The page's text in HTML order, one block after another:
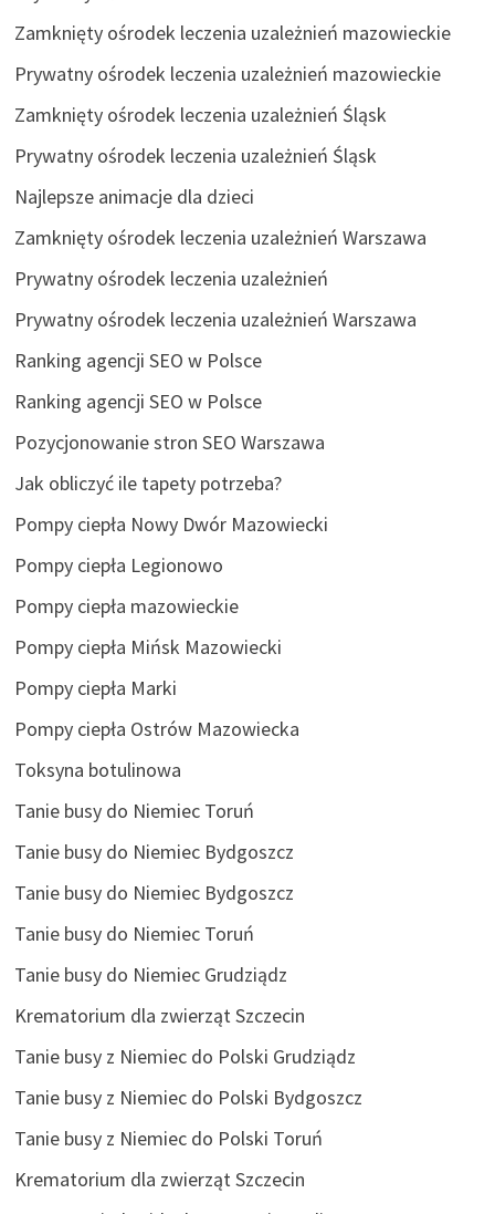
Zamknięty ośrodek leczenia uzależnień mazowieckie
Prywatny ośrodek leczenia uzależnień mazowieckie
Zamknięty ośrodek leczenia uzależnień Śląsk
Prywatny ośrodek leczenia uzależnień Śląsk
Najlepsze animacje dla dzieci
Zamknięty ośrodek leczenia uzależnień Warszawa
Prywatny ośrodek leczenia uzależnień
Prywatny ośrodek leczenia uzależnień Warszawa
Ranking agencji SEO w Polsce
Ranking agencji SEO w Polsce
Pozycjonowanie stron SEO Warszawa
Jak obliczyć ile tapety potrzeba?
Pompy ciepła Nowy Dwór Mazowiecki
Pompy ciepła Legionowo
Pompy ciepła mazowieckie
Pompy ciepła Mińsk Mazowiecki
Pompy ciepła Marki
Pompy ciepła Ostrów Mazowiecka
Toksyna botulinowa
Tanie busy do Niemiec Toruń
Tanie busy do Niemiec Bydgoszcz
Tanie busy do Niemiec Bydgoszcz
Tanie busy do Niemiec Toruń
Tanie busy do Niemiec Grudziądz
Krematorium dla zwierząt Szczecin
Tanie busy z Niemiec do Polski Grudziądz
Tanie busy z Niemiec do Polski Bydgoszcz
Tanie busy z Niemiec do Polski Toruń
Krematorium dla zwierząt Szczecin